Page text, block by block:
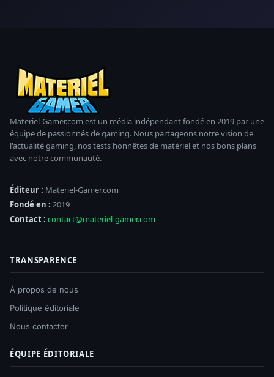
Materiel-Gamer.com est un média indépendant fondé en 2019 par une
équipe de passionnés de gaming. Nous partageons notre vision de
l'actualité gaming, nos tests honnêtes de matériel et nos bons plans
avec notre communauté.
Éditeur : Materiel-Gamer.com
Fondé en : 2019
Contact : contact@materiel-gamer.com
TRANSPARENCE
À propos de nous
Politique éditoriale
Nous contacter
ÉQUIPE ÉDITORIALE